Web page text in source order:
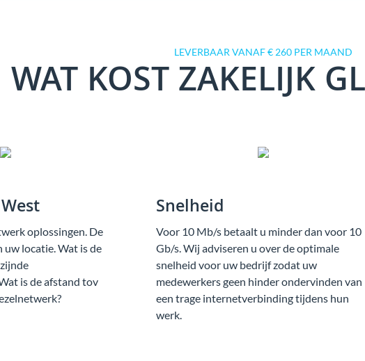
LEVERBAAR VANAF € 260 PER MAAND
WAT KOST ZAKELIJK
oplossingen. De
uw locatie. Wat is de
is de afstand tov
Snelheid
Voor 10 Mb/s betaalt u minder dan voor 10
Gb/s. Wij adviseren u over de optimale
snelheid voor uw bedrijf zodat uw
medewerkers geen hinder ondervinden van
een trage internetverbinding tijdens hun
werk.